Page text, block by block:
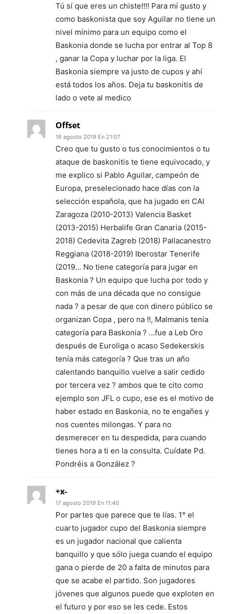
Tú sí que eres un chiste!!!! Para mí gusto y
como baskonista que soy Aguilar no tiene un
nivel mínimo para un equipo como el
Baskonia donde se lucha por entrar al Top 8
, ganar la Copa y luchar por la liga. El
Baskonia siempre va justo de cupos y ahí
está todos los años. Deja tu baskonitis de
lado o vete al medico
Offset
16 agosto 2019 En 21:07
Creo que tu gusto o tus conocimientos o tu
ataque de baskonitis te tiene equivocado, y
me explico si Pablo Aguilar, campeón de
Europa, preselecionado hace días con la
selección española, que ha jugado en CAI
Zaragoza (2010-2013) Valencia Basket
(2013-2015) Herbalife Gran Canaria (2015-
2018) Cedevita Zagreb (2018) Pallacanestro
Reggiana (2018-2019) Iberostar Tenerife
(2019… No tiene categoría para jugar en
Baskonia ? Un equipo que lucha por todo y
con más de una década que no consigue
nada ? a pesar de que con dinero público se
organizan Copa , pero na !!, Malmanis tenía
categoría para Baskonia ? …fue a Leb Oro
después de Euroliga o acaso Sedekerskis
tenía más categoría ? Que tras un año
calentando banquillo vuelve a salir cedido
por tercera vez ? ambos que te cito como
ejemplo son JFL o cupo, ese es el motivo de
haber estado en Baskonia, no te engañes y
nos cuentes milongas. Y para no
desmerecer en tu despedida, para cuando
tienes hora a ti en la consulta. Cuídate Pd.
Pondréis a González ?
+x-
17 agosto 2019 En 11:40
Por partes que parece que te lías. 1° el
cuarto jugador cupo del Baskonia siempre
es un jugador nacional que calienta
banquillo y que sólo juega cuando el equipo
gana o pierde de 20 a falta de minutos para
que se acabe el partido. Son jugadores
jóvenes que algunos puede que exploten en
el futuro y por eso se les cede. Estos